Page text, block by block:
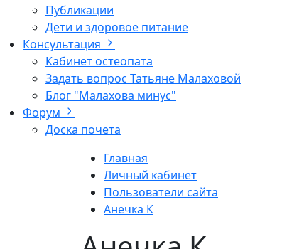
Публикации
Дети и здоровое питание
Консультация
Кабинет остеопата
Задать вопрос Татьяне Малаховой
Блог "Малахова минус"
Форум
Доска почета
Главная
Личный кабинет
Пользователи сайта
Анечка К